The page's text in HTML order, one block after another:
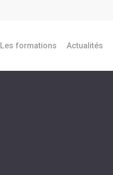
Les formations Actualités